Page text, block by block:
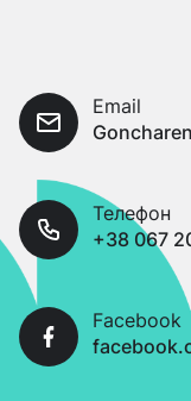
Email
Телефон
+38 067
Facebook